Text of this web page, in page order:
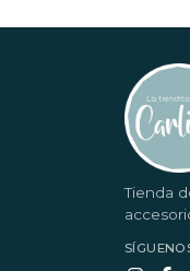
Tienda